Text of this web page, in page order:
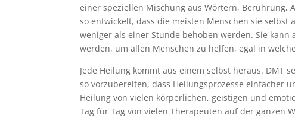
einer speziellen Mischung aus Wörtern, Berührung,
so entwickelt, dass die meisten Menschen sie
weniger als einer Stunde behoben werden. Sie
werden, um allen Menschen zu helfen, egal in
Jede Heilung kommt aus einem selbst heraus.
so vorzubereiten, dass Heilungsprozesse einfacher
Heilung von vielen körperlichen, geistigen und
Tag für Tag von vielen Therapeuten auf der ganzen